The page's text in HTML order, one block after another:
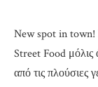
New spot in town!
Street Food μόλις
από τις πλούσιες